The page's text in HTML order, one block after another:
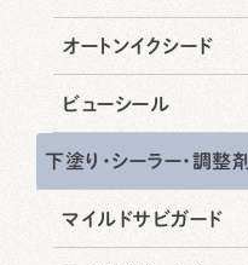
オートンイクシード
ビューシール
下塗り・シーラー・調整剤
マイルドサビガード